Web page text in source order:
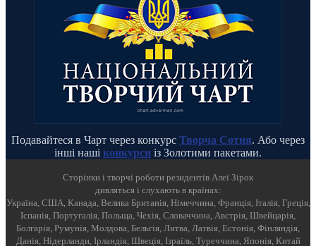
Подавайтеся в Чарт через конкурс Творча Сотня. Або через
інші наші конкурси із Золотими пакетами.
Cторінки і творчі роботи резидентів Алеї Зірок
дивляться і слухають в країнах:
Україна, США, Канада, Велика Британія, Німеччина, Франція, Італія, Греція,
Іспанія, Португалія, Польща, Чехія, Словаччина, Австрія, Швейцарія,
Болгарія, Румунія, Молдова, Бельгія, Литва, Латвія, Естонія, Фінляндія,
Данія, Нідерланди, Ірландія, Швеція, Ізраїль, Туреччина, Японія, Китай